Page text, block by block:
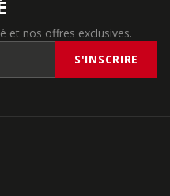
et nos offres exclusives.
S'INSCRIRE